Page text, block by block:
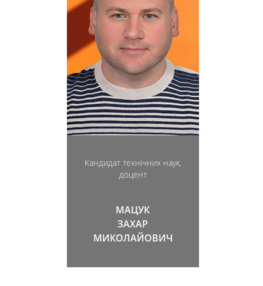
Кандидат технічних наук,
доцент
МАЦУК
ЗАХАР
МИКОЛАЙОВИЧ